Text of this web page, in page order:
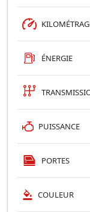
ÉNERGIE
PUISSANCE
PORTES
COULEUR